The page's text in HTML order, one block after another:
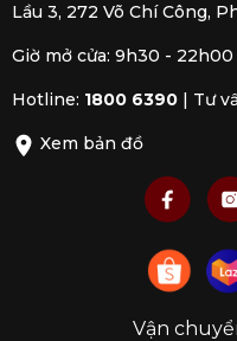
Lầu 3, 272 Võ Chí Công,
Giờ mở cửa: 9h30 - 22h00
Hotline: 1800 6390 Tư
Xem bản đồ
Vận